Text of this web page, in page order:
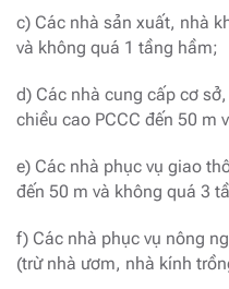
c) Các nhà sản xuất, nhà
và không quá 1 tầng hầm;
d) Các nhà cung cấp cơ
chiều cao PCCC đến 50 m
e) Các nhà phục vụ giao
đến 50 m và không quá 3
f) Các nhà phục vụ nông
(trừ nhà ươm, nhà kính